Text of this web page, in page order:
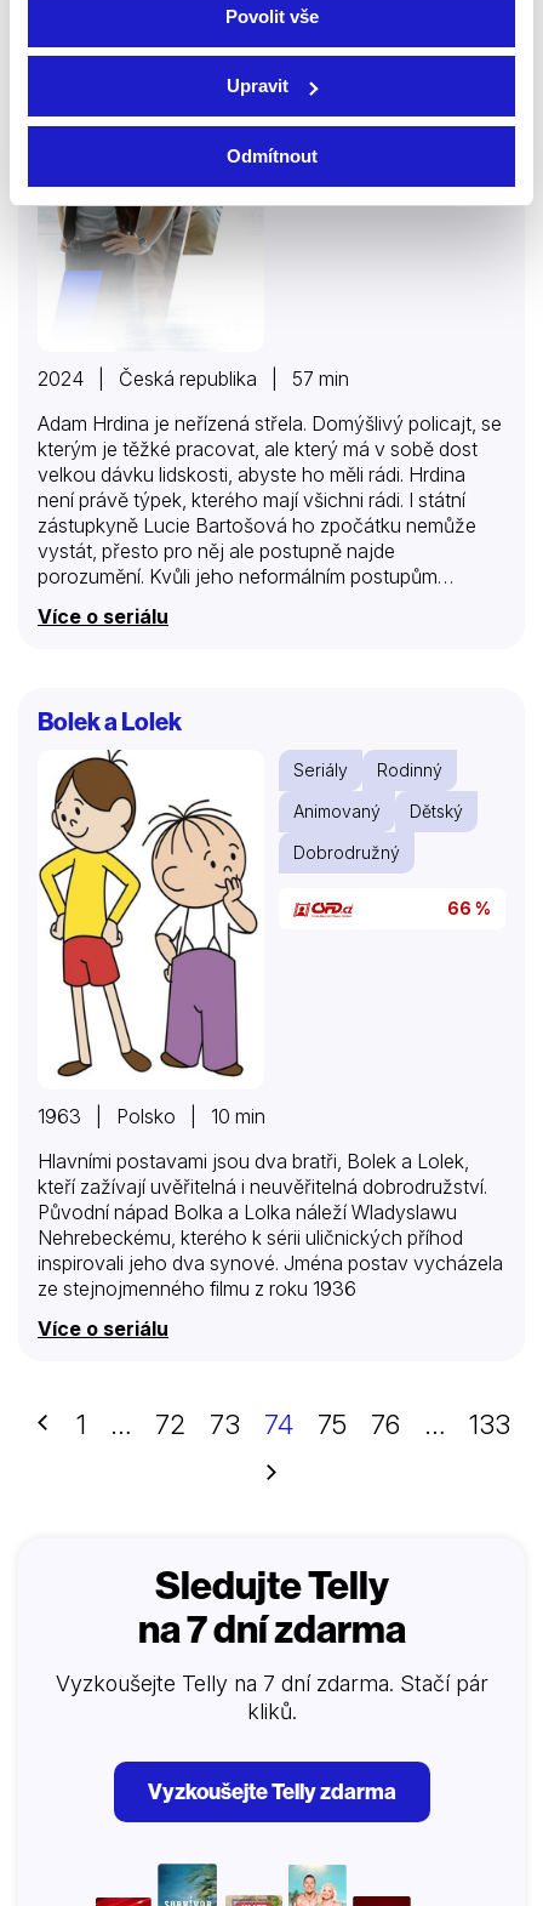
Povolit vše
Upravit
Odmítnout
2024 | Česká republika | 57 min
Adam Hrdina je neřízená střela. Domýšlivý policajt, se
kterým je těžké pracovat, ale který má v sobě dost
velkou dávku lidskosti, abyste ho měli rádi. Hrdina
není právě týpek, kterého mají všichni rádi. I státní
zástupkyně Lucie Bartošová ho zpočátku nemůže
vystát, přesto pro něj ale postupně najde
porozumění. Kvůli jeho neformálním postupům
vrchním majorem Vladislavem Říhou.
Více o seriálu
Bolek a Lolek
Seriály
Rodinný
Animovaný
Dětský
Dobrodružný
66 %
1963 | Polsko | 10 min
Hlavními postavami jsou dva bratři, Bolek a Lolek,
kteří zažívají uvěřitelná i neuvěřitelná dobrodružství.
Původní nápad Bolka a Lolka náleží Wladyslawu
Nehrebeckému, kterého k sérii uličnických příhod
inspirovali jeho dva synové. Jména postav vycházela
ze stejnojmenného filmu z roku 1936
Více o seriálu
Předchozí
1 … 72 73 74 75 76 …
133
Další
Sledujte Telly
na 7 dní zdarma
Vyzkoušejte Telly na 7 dní zdarma. Stačí pár
kliků.
Vyzkoušejte Telly zdarma